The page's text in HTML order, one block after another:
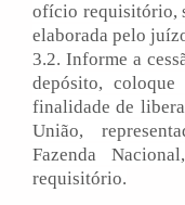
ofício requisitório,
elaborada pelo
3.2. Informe a
depósito,
finalidade de
União,
Fazenda
requisitório.